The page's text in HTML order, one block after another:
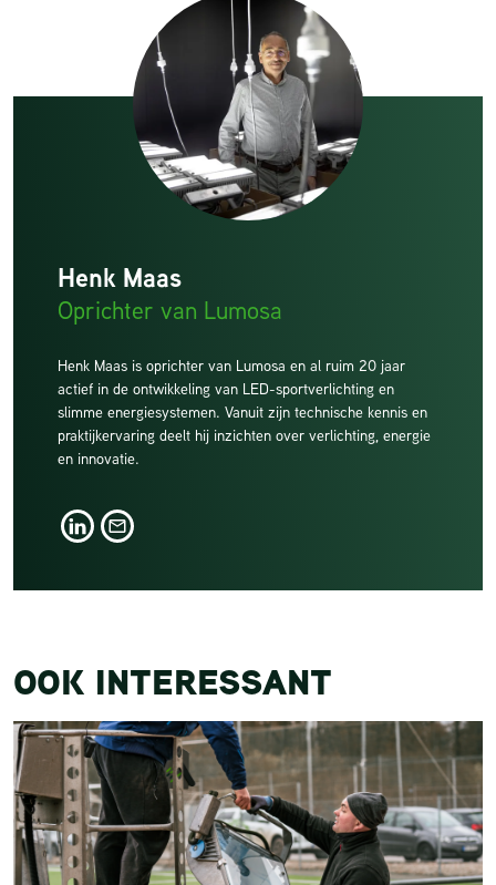
Henk Maas
Oprichter van Lumosa
Henk Maas is oprichter van Lumosa en al ruim 20 jaar
actief in de ontwikkeling van LED-sportverlichting en
slimme energiesystemen. Vanuit zijn technische kennis en
praktijkervaring deelt hij inzichten over verlichting, energie
en innovatie.
LinkedInLinkedIn
OOK INTERESSANT